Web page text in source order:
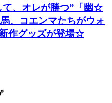
て、オレが勝つ”「幽☆
、コエンマたちがウォ
作グッズが登場☆